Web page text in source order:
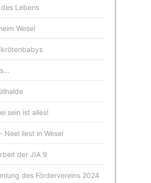
Lebens
Wesel
sein ist alles!
Neel liest in Wesel
der JIA 9
des Fördervereins 2024